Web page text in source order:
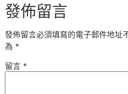
發佈留言
發佈留言必須填寫的電子郵件地址
為 *
留言 *